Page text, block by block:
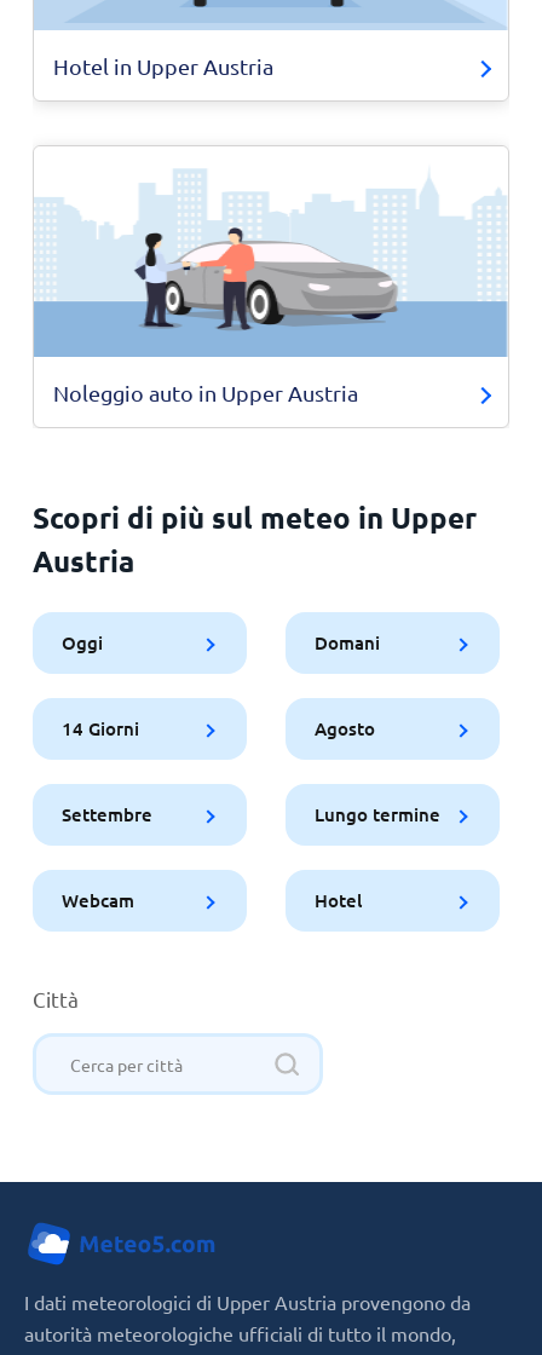
Hotel in Upper Austria
Noleggio auto in Upper Austria
Scopri di più sul meteo in Upper
Austria
Oggi Domani
14 Giorni Agosto
Settembre Lungo termine
Webcam Hotel
Città
I dati meteorologici di Upper Austria provengono da
autorità meteorologiche ufficiali di tutto il mondo,